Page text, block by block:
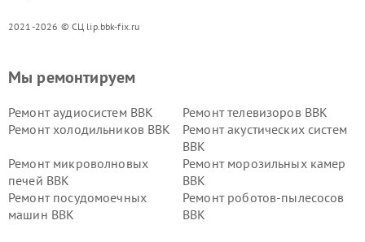
2021-2026 © СЦ lip.bbk-fix.ru
Мы ремонтируем
Ремонт аудиосистем BBK
Ремонт телевизоров BBK
Ремонт холодильников BBK
Ремонт акустических систем
BBK
Ремонт микроволновых
печей BBK
Ремонт морозильных камер
BBK
Ремонт посудомоечных
машин BBK
Ремонт роботов-пылесосов
BBK